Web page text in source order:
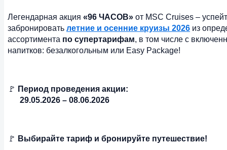
Легендарная акция «96 ЧАСОВ» от MSC Cruises –
забронировать летние и осенние круизы 2026 из
ассортимента по супертарифам, в том числе с
напитков: безалкогольным или Easy Package!
🚩 Период проведения акции:
29.05.2026 – 08.06.2026
🚩 Выбирайте тариф и бронируйте путешествие!